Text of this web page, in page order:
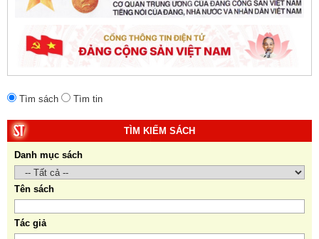
Tìm sách Tìm tin
TÌM KIẾM SÁCH
Danh mục sách
Tên sách
Tác giả